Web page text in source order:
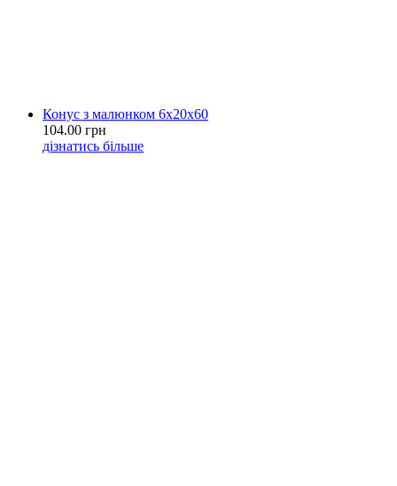
Конус з малюнком 6х20х60
104.00 грн
дізнатись більше